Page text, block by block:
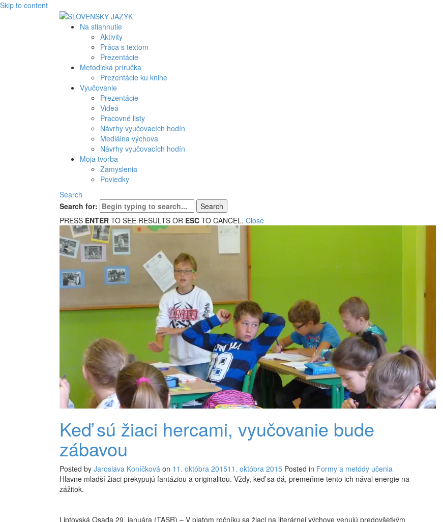
Skip to content
Na stiahnutie
Aktivity
Práca s textom
Prezentácie
Metodická príručka
Prezentácie ku knihe
Vyučovanie
Prezentácie
Videá
Pracovné listy
Návrhy vyučovacích hodín
Mediálna výchova
Návrhy vyučovacích hodín
Moja tvorba
Zamyslenia
Poviedky
Search
Search for:
PRESS ENTER TO SEE RESULTS OR ESC TO CANCEL. Close
Keď sú žiaci hercami, vyučovanie bude
zábavou
Posted by Jaroslava Koníčková on 11. októbra 201511. októbra 2015 Posted in Formy a metódy učenia
Hlavne mladší žiaci prekypujú fantáziou a originalitou. Vždy, keď sa dá, premeňme tento ich nával energie na
zážitok.
Liptovská Osada 29. januára (TASR) – V piatom ročníku sa žiaci na literárnej výchove venujú predovšetkým